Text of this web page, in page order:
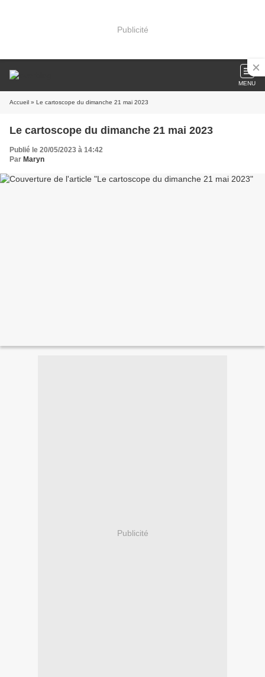
Publicité
MENU
Accueil » Le cartoscope du dimanche 21 mai 2023
Le cartoscope du dimanche 21 mai 2023
Publié le 20/05/2023 à 14:42
Par Maryn
Publicité